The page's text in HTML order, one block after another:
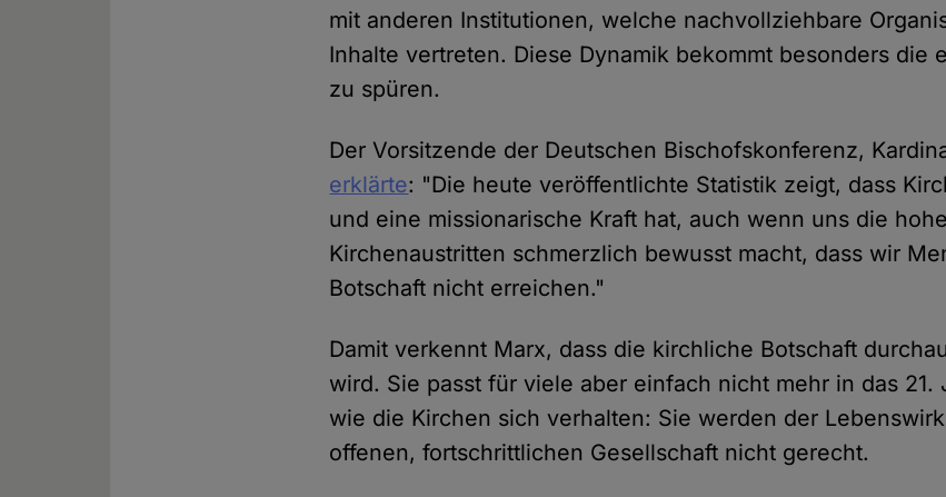
mit anderen Institutionen, welche nachvollziehbare
Inhalte vertreten. Diese Dynamik bekommt besonders die
zu spüren.
Der Vorsitzende der Deutschen Bischofskonferenz,
erklärte: "Die heute veröffentlichte Statistik zeigt, dass
und eine missionarische Kraft hat, auch wenn uns die
Kirchenaustritten schmerzlich bewusst macht, dass wir
Botschaft nicht erreichen."
Damit verkennt Marx, dass die kirchliche Botschaft
wird. Sie passt für viele aber einfach nicht mehr in das 21.
wie die Kirchen sich verhalten: Sie werden der
offenen, fortschrittlichen Gesellschaft nicht gerecht.